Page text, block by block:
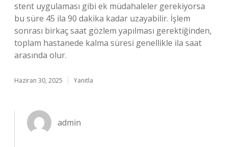
stent uygulaması gibi ek müdahaleler gerekiyorsa
bu süre 45 ila 90 dakika kadar uzayabilir. İşlem
sonrası birkaç saat gözlem yapılması gerektiğinden,
toplam hastanede kalma süresi genellikle ila saat
arasında olur.
Haziran 30, 2025 Yanıtla
admin